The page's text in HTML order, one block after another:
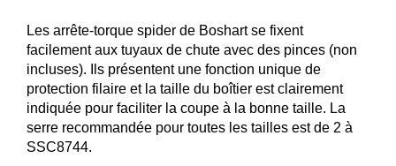
Les arrête-torque spider de Boshart se fixent
facilement aux tuyaux de chute avec des pinces (non
incluses). Ils présentent une fonction unique de
protection filaire et la taille du boîtier est clairement
indiquée pour faciliter la coupe à la bonne taille. La
serre recommandée pour toutes les tailles est de 2 à
SSC8744.